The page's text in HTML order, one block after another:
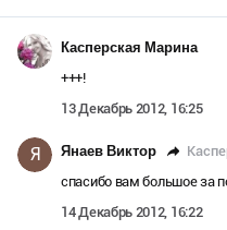
Касперская Марина
+++!
13 Декабрь 2012, 16:25
Я Янаев Виктор
спасибо вам большое за
14 Декабрь 2012, 16:22